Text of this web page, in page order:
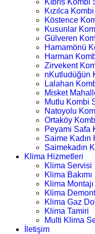
Kıbrıs Kombi
Kızılca
Köstence
Kusunlar
Gülveren
Hamamönü
Harman
Zirvekent
nKutludüğün
Lalahan
Misket
Mutlu Kombi
Natoyolu
Ortaköy
Peyami Safa
Saime Kadın
Saimekadın
Klima Hizmetleri
Klima Servisi
Klima Bakımı
Klima Montajı
Klima
Klima Gaz
Klima Tamiri
Multi Klima
İletişim